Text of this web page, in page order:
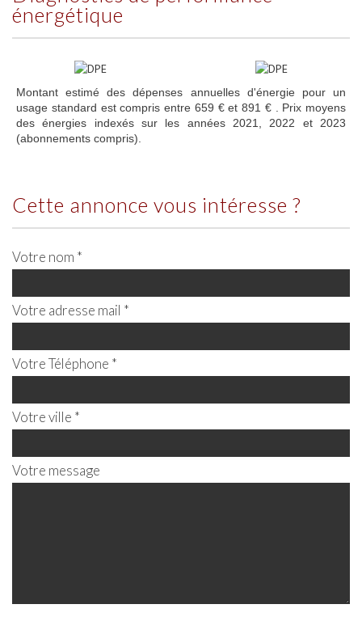
énergétique
Montant estimé des dépenses annuelles d'énergie pour un
usage standard est compris entre 659 € et 891 € . Prix moyens
des énergies indexés sur les années 2021, 2022 et 2023
(abonnements compris).
cette annonce vous intéresse ?
Votre nom *
Votre adresse mail *
Votre Téléphone *
Votre ville *
Votre message